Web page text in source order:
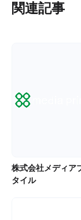
関連記事
株式会社メディア
タイル